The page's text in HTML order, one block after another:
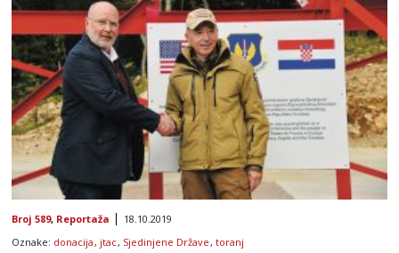
Broj 589, Reportaža
18.10.2019
Oznake: donacija, jtac, Sjedinjene Države, toranj